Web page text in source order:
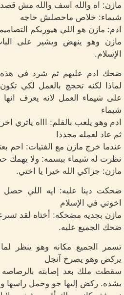
مازن: اه والله اسف والله مش
شيماء: خلاص ماحصلش حاجه
ادم: مازن هو اللي هيوريكم
مازن وهو ينهض ويشير على
الإسلام.
ضحك ادم عليهم ثم شرد في هذه
لماذا لكنه تحجج بالعمل لكي
على شيماء العمل لانه يعرف
شيماء
ادم وهو يلعب بالقلم: اااه ياتري
ثم عاد لعمله مجددا
عندما خرج مازن مع الفتيات: احم
نظرت له شيماء ببسمه: ولا يهمك
مازن: جزاكي الله خيرا يا اختي.
ضحكت دينا عليه: ايه اللي حصل
اخوتي في الإسلام
مازن بجديه مضحكه: أختاه لقد
ضحك الجميع عليه.
تسمر الجميع مكانه وهو ينظر
يركض وهو يصرخ آنجل
سقطت ملك بعد إصابته
بشده. ركض إليها جو وحمل راسها